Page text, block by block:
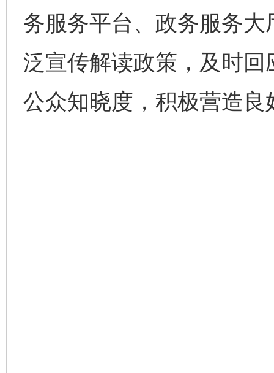
务服务平台、政务服务
泛宣传解读政策，及时
公众知晓度，积极营造良